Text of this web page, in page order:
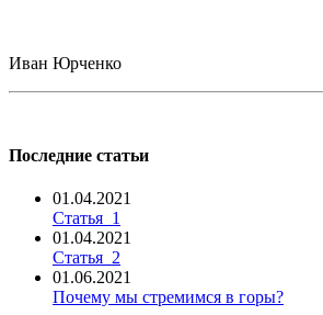
Иван Юрченко
Последние статьи
01.04.2021
Статья_1
01.04.2021
Статья_2
01.06.2021
Почему мы стремимся в горы?